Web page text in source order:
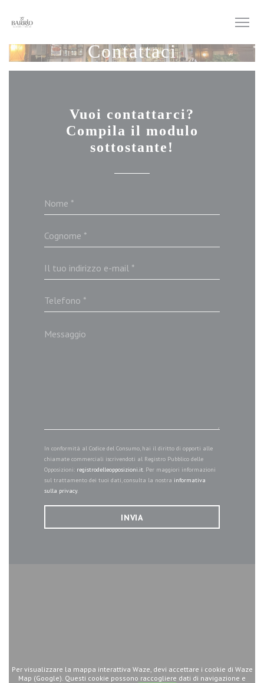
Contattaci
Vuoi contattarci?
Compila il modulo
sottostante!
In conformità al Codice del Consumo, hai il diritto di opporti alle
chiamate commerciali iscrivendoti al Registro Pubblico delle
Opposizioni: registrodelleopposizioni.it. Per maggiori informazioni
sul trattamento dei tuoi dati, consulta la nostra informativa
sulla privacy.
Per visualizzare la mappa interattiva Waze, devi accettare i cookie di Waze
Map (Google). Questi cookie possono raccogliere dati di navigazione e